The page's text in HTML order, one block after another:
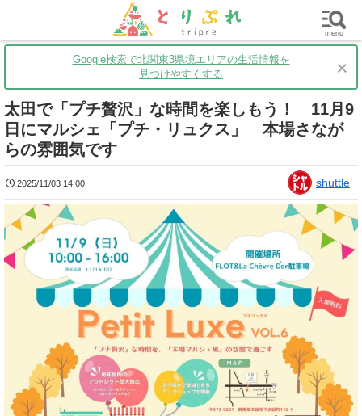
茨城 グルメ 買い物 子育て
Google検索で北関東3県境エリアの生活情報を
見つけやすくする
×
太田で「プチ贅沢」な時間を楽しもう！ 11月9
日にマルシェ「プチ・リュクス」 本場さなが
らの雰囲気です
2025/11/03 14:00 shuttle
menu